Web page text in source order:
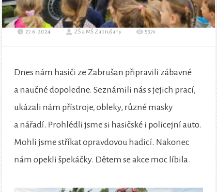
27.6. 2024 ZŠ a MŠ Zabrušany 537x
Dnes nám hasiči ze Zabrušan připravili zábavné
a naučné dopoledne. Seznámili nás s jejich prací,
ukázali nám přístroje, obleky, různé masky
a nářadí. Prohlédli jsme si hasičské i policejní auto.
Mohli jsme stříkat opravdovou hadicí. Nakonec
nám opekli špekáčky. Dětem se akce moc líbila.